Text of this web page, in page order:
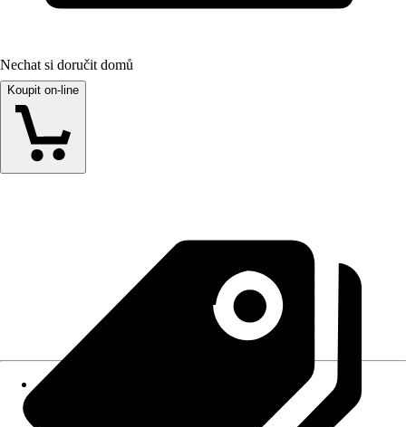
Nechat si doručit domů
Koupit on-line